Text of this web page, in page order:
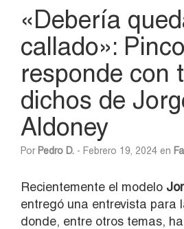
«Debería
callado»:
responde con
dichos de
Aldoney
Por Pedro D. - Febrero 19, 2024 en
Recientemente el modelo
entregó una entrevista para
donde, entre otros temas,